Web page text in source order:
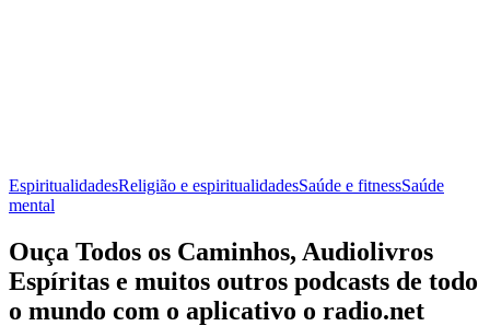
EspiritualidadesReligião e espiritualidadesSaúde e fitnessSaúde
mental
Ouça Todos os Caminhos, Audiolivros
Espíritas e muitos outros podcasts de todo
o mundo com o aplicativo o radio.net